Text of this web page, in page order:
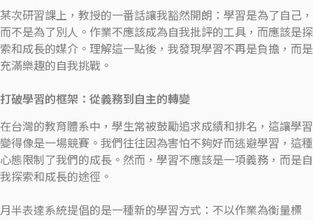
某次研習課上，教授的一番話讓我豁然開朗：學習是為了自己，
而不是為了別人。作業不應該成為自我批評的工具，而應該是探
索和成長的媒介。理解這一點後，我發現學習不再是負擔，而是
充滿樂趣的自我挑戰。
打破學習的框架：從義務到自主的轉變
在台灣的教育體系中，學生常被鼓勵追求成績和排名，這讓學習
變得像是一場競賽。我們往往因為害怕不夠好而逃避學習，這種
心態限制了我們的成長。然而，學習不應該是一項義務，而是自
我探索和成長的途徑。
月半表達系統提倡的是一種新的學習方式：不以作業為衡量標